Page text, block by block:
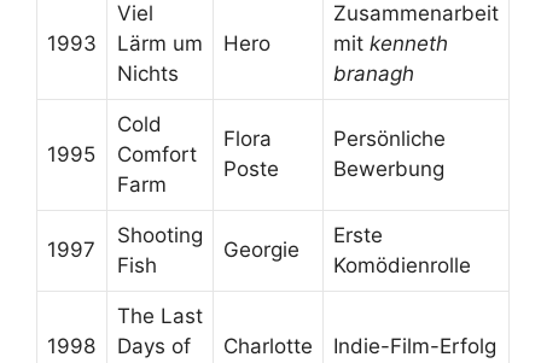
1993
Viel
Lärm um
Nichts
Hero
Zusammenarbeit
mit kenneth
branagh
1995
Cold
Comfort
Farm
Flora
Poste
Persönliche
Bewerbung
1997
Shooting
Fish
Georgie
Erste
Komödienrolle
1998
The Last
Days of
Charlotte Indie-Film-Erfolg